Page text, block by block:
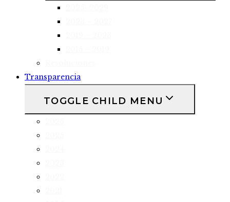
Transparencia
TOGGLE CHILD MENU